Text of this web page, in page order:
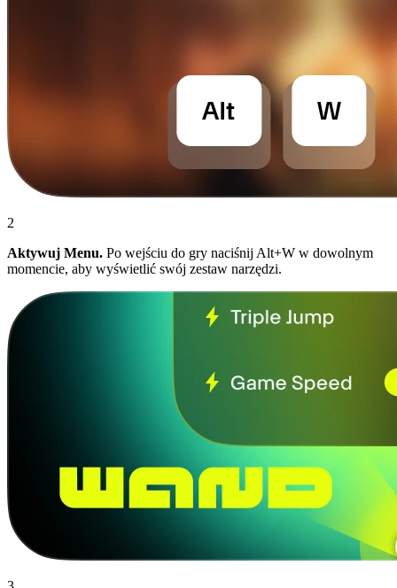
2
Aktywuj Menu. Po wejściu do gry naciśnij Alt+W w dowolnym
momencie, aby wyświetlić swój zestaw narzędzi.